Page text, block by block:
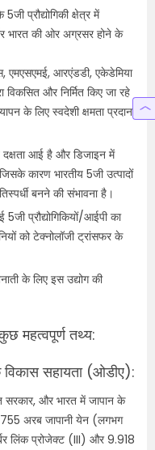
प्रौद्योगिकी क्षेत्र में
भारत की ओर अग्रसर होने के
एमएसएमई, आरएंडडी, एकेडेमिया
विकसित और निर्मित किए जा रहे
के लिए स्वदेशी क्षमता प्रदान
दक्षता आई है और डिजाइन में
कारण भारतीय 5जी उत्पादों
बनने की संभावना है।
प्रौद्योगिकियों/आईपी का
को टेक्नोलॉजी ट्रांसफर के
के लिए इस उद्योग की
महत्वपूर्ण तथ्य:
विकास सहायता (ओडीए):
सरकार, और भारत में जापान के
अरब जापानी येन (लगभग
लिंक प्रोजेक्ट (III) और 9.918